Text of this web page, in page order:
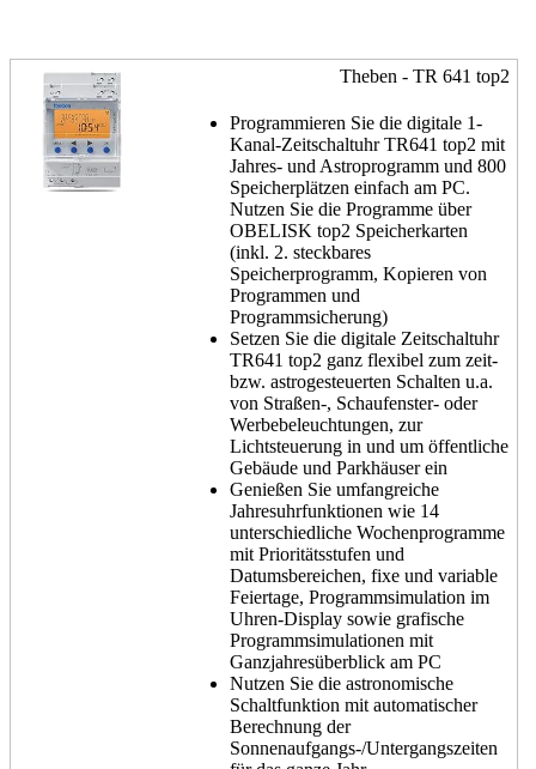
Theben - TR 641 top2
Programmieren Sie die digitale 1-
Kanal-Zeitschaltuhr TR641 top2 mit
Jahres- und Astroprogramm und 800
Speicherplätzen einfach am PC.
Nutzen Sie die Programme über
OBELISK top2 Speicherkarten
(inkl. 2. steckbares
Speicherprogramm, Kopieren von
Programmen und
Programmsicherung)
Setzen Sie die digitale Zeitschaltuhr
TR641 top2 ganz flexibel zum zeit-
bzw. astrogesteuerten Schalten u.a.
von Straßen-, Schaufenster- oder
Werbebeleuchtungen, zur
Lichtsteuerung in und um öffentliche
Gebäude und Parkhäuser ein
Genießen Sie umfangreiche
Jahresuhrfunktionen wie 14
unterschiedliche Wochenprogramme
mit Prioritätsstufen und
Datumsbereichen, fixe und variable
Feiertage, Programmsimulation im
Uhren-Display sowie grafische
Programmsimulationen mit
Ganzjahresüberblick am PC
Nutzen Sie die astronomische
Schaltfunktion mit automatischer
Berechnung der
Sonnenaufgangs-/Untergangszeiten